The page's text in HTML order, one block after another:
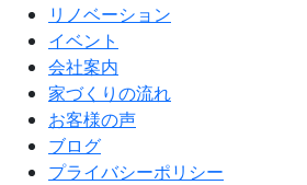
リノベーション
イベント
会社案内
家づくりの流れ
お客様の声
ブログ
プライバシーポリシー